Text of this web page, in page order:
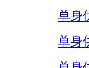
单身
单身